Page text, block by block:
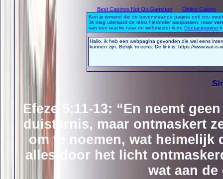
Efeze 5:11-13: “En neemt
duisternis, maar ontmaskert
om te noemen, wat
alles door het licht
wat aan